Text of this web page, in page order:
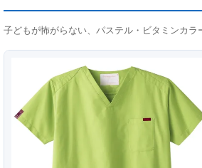
子どもが怖がらない、パステル・ビタミンカ